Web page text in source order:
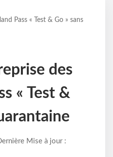
Pass « Test & Go » sans
des
« Test &
Mise à jour :